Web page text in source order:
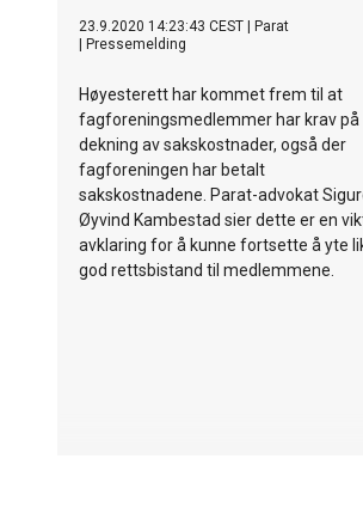
23.9.2020 14:23:43 CEST
Parat
Pressemelding
Høyesterett har kommet frem til at
fagforeningsmedlemmer har krav på
dekning av sakskostnader, også der
fagforeningen har betalt
sakskostnadene. Parat-advokat
Øyvind Kambestad sier dette er en
avklaring for å kunne fortsette å yte
god rettsbistand til medlemmene.